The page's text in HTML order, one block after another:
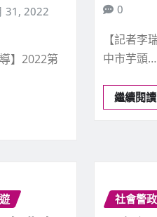
31, 2022
】2022第
0
【記者李
中市芋頭…
繼續閱讀
社會警政